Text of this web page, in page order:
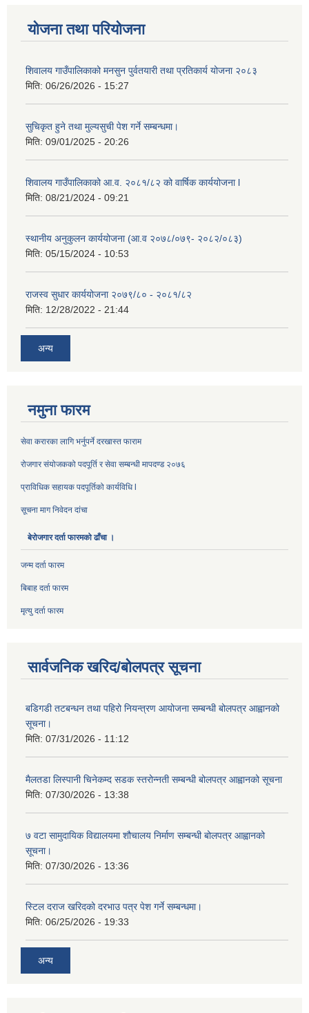
योजना तथा परियोजना
शिवालय गाउँपालिकाको मनसुन पुर्वतयारी तथा प्रतिकार्य योजना २०८३
मिति: 06/26/2026 - 15:27
सुचिकृत हुने तथा मुल्यसुची पेश गर्ने सम्बन्धमा।
मिति: 09/01/2025 - 20:26
शिवालय गाउँपालिकाको आ.व. २०८१/८२ को वार्षिक कार्ययोजना l
मिति: 08/21/2024 - 09:21
स्थानीय अनुकुलन कार्ययोजना (आ.व २०७८/०७९- २०८२/०८३)
मिति: 05/15/2024 - 10:53
राजस्व सुधार कार्ययोजना २०७९/८० - २०८१/८२
मिति: 12/28/2022 - 21:44
अन्य
नमुना फारम
सेवा करारका लागि भर्नुपर्ने दरखास्त फाराम
रोजगार संयोजकको पदपूर्ति र सेवा सम्बन्धी मापदण्ड २०७६
प्राविधिक सहायक पदपूर्तिको कार्यविधि l
सूचना माग निवेदन दांचा
बेरोजगार दर्ता फारमको ढाँचा ।
जन्म दर्ता फारम
बिबाह दर्ता फारम
मृत्यु दर्ता फारम
सार्वजनिक खरिद/बोलपत्र सूचना
बडिगडी तटबन्धन तथा पहिरो नियन्त्रण आयोजना सम्बन्धी बोलपत्र आह्वानको
सूचना।
मिति: 07/31/2026 - 11:12
मैलतडा लिस्पानी चिनेकम्द सडक स्तरोन्नती सम्बन्धी बोलपत्र आह्वानको सूचना
मिति: 07/30/2026 - 13:38
७ वटा सामुदायिक विद्यालयमा शौचालय निर्माण सम्बन्धी बोलपत्र आह्वानको
सूचना।
मिति: 07/30/2026 - 13:36
स्टिल दराज खरिदको दरभाउ पत्र पेश गर्ने सम्बन्धमा।
मिति: 06/25/2026 - 19:33
अन्य